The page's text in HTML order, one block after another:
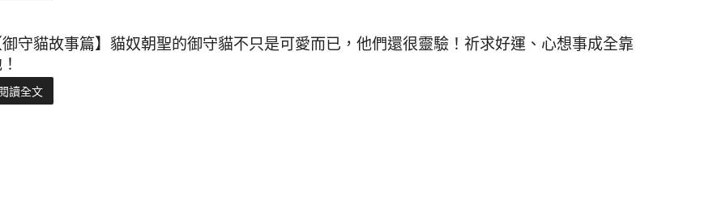
守貓故事篇】貓奴朝聖的御守貓不只是可愛而已，他們還很靈驗！祈求好運、心想事成全靠
讀全文